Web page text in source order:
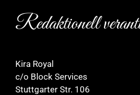
Redaktionell
Kira Royal
c/o Block Services
Stuttgarter Str. 106